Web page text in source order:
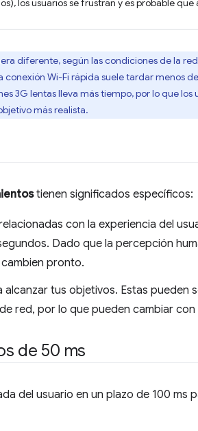
los usuarios se frustran y es probable que
diferente, según las condiciones de la
Wi-Fi rápida suele tardar menos de
3G lentas lleva más tiempo, por lo que los
más realista.
tienen significados específicos:
con la experiencia del
Dado que la percepción
pronto.
tus objetivos. Estas pueden
red, por lo que pueden cambiar con
de 50 ms
del usuario en un plazo de 100 ms